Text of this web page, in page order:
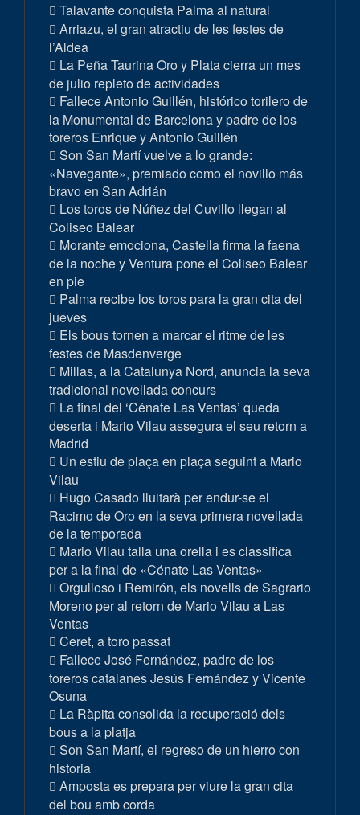
Talavante conquista Palma al natural
Arriazu, el gran atractiu de les festes de
l’Aldea
La Peña Taurina Oro y Plata cierra un mes
de julio repleto de actividades
Fallece Antonio Guillén, histórico torilero de
la Monumental de Barcelona y padre de los
toreros Enrique y Antonio Guillén
Son San Martí vuelve a lo grande:
«Navegante», premiado como el novillo más
bravo en San Adrián
Los toros de Núñez del Cuvillo llegan al
Coliseo Balear
Morante emociona, Castella firma la faena
de la noche y Ventura pone el Coliseo Balear
en pie
Palma recibe los toros para la gran cita del
jueves
Els bous tornen a marcar el ritme de les
festes de Masdenverge
Millas, a la Catalunya Nord, anuncia la seva
tradicional novellada concurs
La final del ‘Cénate Las Ventas’ queda
deserta i Mario Vilau assegura el seu retorn a
Madrid
Un estiu de plaça en plaça seguint a Mario
Vilau
Hugo Casado lluitarà per endur-se el
Racimo de Oro en la seva primera novellada
de la temporada
Mario Vilau talla una orella i es classifica
per a la final de «Cénate Las Ventas»
Orgulloso i Remirón, els novells de Sagrario
Moreno per al retorn de Mario Vilau a Las
Ventas
Ceret, a toro passat
Fallece José Fernández, padre de los
toreros catalanes Jesús Fernández y Vicente
Osuna
La Ràpita consolida la recuperació dels
bous a la platja
Son San Martí, el regreso de un hierro con
historia
Amposta es prepara per viure la gran cita
del bou amb corda